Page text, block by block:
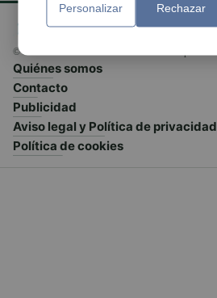
© El Meridiano L'Horta 2026 - Valencia - España
Quiénes somos
Contacto
Publicidad
Aviso legal y Política de privacidad
Política de cookies
Personalizar Rechazar